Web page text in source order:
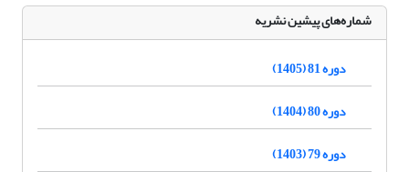
شماره‌های پیشین نشریه
دوره 81 (1405)
دوره 80 (1404)
دوره 79 (1403)